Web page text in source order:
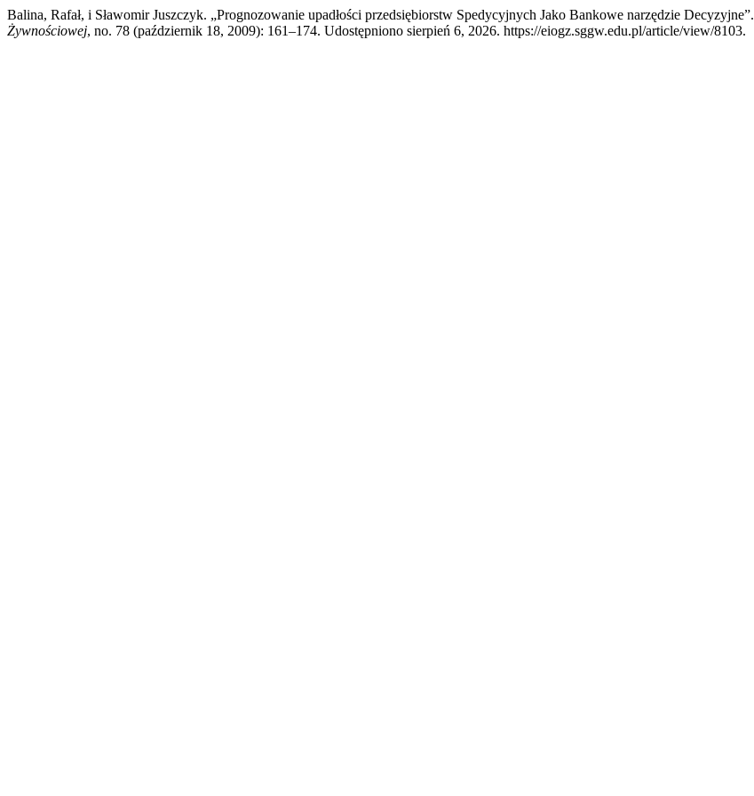
Balina, Rafał, i Sławomir Juszczyk. „Prognozowanie upadłości przedsiębiorstw Spedycyjnych Jako Bankowe narzędzie Decyzyjne”.
Żywnościowej, no. 78 (październik 18, 2009): 161–174. Udostępniono sierpień 6, 2026. https://eiogz.sggw.edu.pl/article/view/8103.